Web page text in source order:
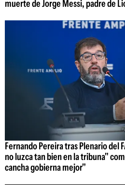
muerte de Jorge Messi, padre de
Fernando Pereira tras Plenario del
no luzca tan bien en la tribuna"
cancha gobierna mejor"